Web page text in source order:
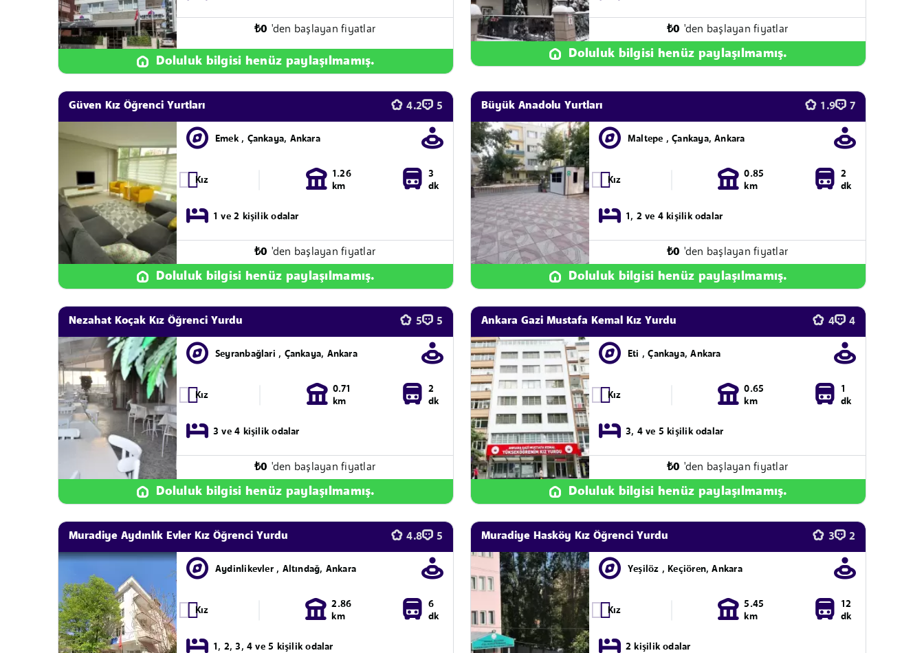
₺0 'den başlayan fiyatlar
Doluluk bilgisi henüz paylaşılmamış.
₺0 'den başlayan fiyatlar
Doluluk bilgisi henüz paylaşılmamış.
Güven Kız Öğrenci Yurtları 4.2 5
Emek , Çankaya, Ankara
Kız
1.26
km
3
dk
1 ve 2 kişilik odalar
₺0 'den başlayan fiyatlar
Doluluk bilgisi henüz paylaşılmamış.
Büyük Anadolu Yurtları 1.9 7
Maltepe , Çankaya, Ankara
Kız
0.85
km
2
dk
1, 2 ve 4 kişilik odalar
₺0 'den başlayan fiyatlar
Doluluk bilgisi henüz paylaşılmamış.
Nezahat Koçak Kız Öğrenci Yurdu 5 5
Seyranbağlari , Çankaya, Ankara
Kız
0.71
km
2
dk
3 ve 4 kişilik odalar
₺0 'den başlayan fiyatlar
Doluluk bilgisi henüz paylaşılmamış.
Ankara Gazi Mustafa Kemal Kız Yurdu 4 4
Eti , Çankaya, Ankara
Kız
0.65
km
1
dk
3, 4 ve 5 kişilik odalar
₺0 'den başlayan fiyatlar
Doluluk bilgisi henüz paylaşılmamış.
Muradiye Aydınlık Evler Kız Öğrenci Yurdu 4.8 5
Aydinlikevler , Altındağ, Ankara
Kız
2.86
km
6
dk
1, 2, 3, 4 ve 5 kişilik odalar
Muradiye Hasköy Kız Öğrenci Yurdu 3 2
Yeşilöz , Keçiören, Ankara
Kız
5.45
km
12
dk
2 kişilik odalar